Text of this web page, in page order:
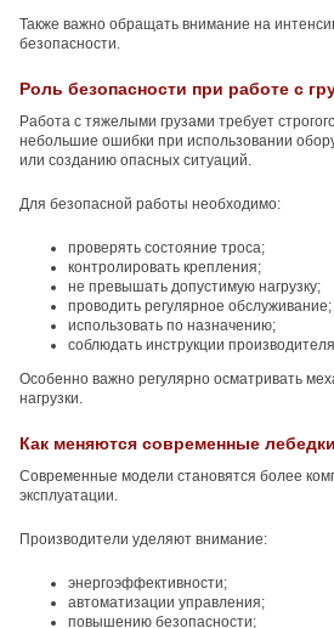
Также важно обращать внимание на
безопасности.
Роль безопасности при работе с
Работа с тяжелыми грузами требует
небольшие ошибки при использовании
или созданию опасных ситуаций.
Для безопасной работы необходимо:
проверять состояние троса;
контролировать крепления;
не превышать допустимую нагрузку;
проводить регулярное обслуживание;
использовать по назначению;
соблюдать инструкции
Особенно важно регулярно осматривать
нагрузки.
Как меняются современные лебедки
Современные модели становятся более
эксплуатации.
Производители уделяют внимание:
энергоэффективности;
автоматизации управления;
повышению безопасности;